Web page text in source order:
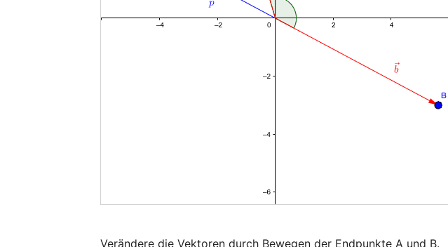
Verändere die Vektoren durch Bewegen der Endpunkte A und B.